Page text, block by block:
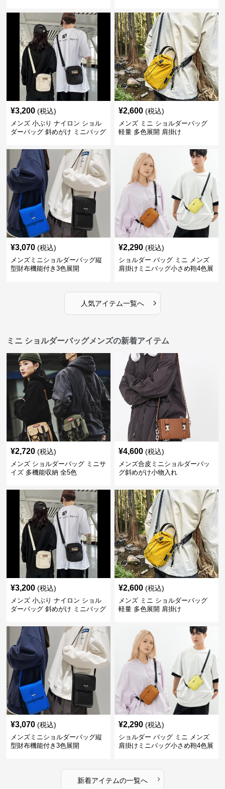
¥3,200 (税込)
メンズ 小ぶり ナイロン ショル
ダーバッグ 斜めがけ ミニバッグ
¥2,600 (税込)
メンズ ミニ ショルダーバッグ
軽量 多色展開 肩掛け
¥3,070 (税込)
メンズミニショルダーバッグ縦
型財布機能付き3色展開
¥2,290 (税込)
ショルダー バッグ ミニ メンズ
肩掛けミニバッグ小さめ鞄4色展
人気アイテム一覧へ ›
ミニ ショルダーバッグメンズの新着アイテム
¥2,720 (税込)
メンズ ショルダーバッグ ミニサ
イズ 多機能収納 全5色
¥4,600 (税込)
メンズ合皮ミニショルダーバッ
グ斜めがけ小物入れ
¥3,200 (税込)
メンズ 小ぶり ナイロン ショル
ダーバッグ 斜めがけ ミニバッグ
¥2,600 (税込)
メンズ ミニ ショルダーバッグ
軽量 多色展開 肩掛け
¥3,070 (税込)
メンズミニショルダーバッグ縦
型財布機能付き3色展開
¥2,290 (税込)
ショルダー バッグ ミニ メンズ
肩掛けミニバッグ小さめ鞄4色展
新着アイテムの一覧へ ›